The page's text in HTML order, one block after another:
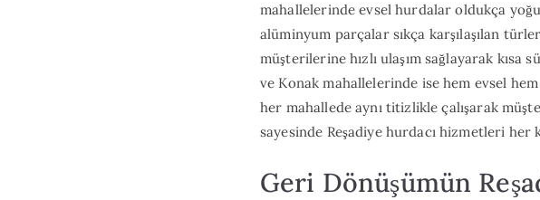
mahallelerinde evsel hurdalar oldukça
alüminyum parçalar sıkça karşılaşılan
müşterilerine hızlı ulaşım sağlayarak kısa
ve Konak mahallelerinde ise hem evsel
her mahallede aynı titizlikle çalışarak
sayesinde Reşadiye hurdacı hizmetleri
Geri Dönüşümün